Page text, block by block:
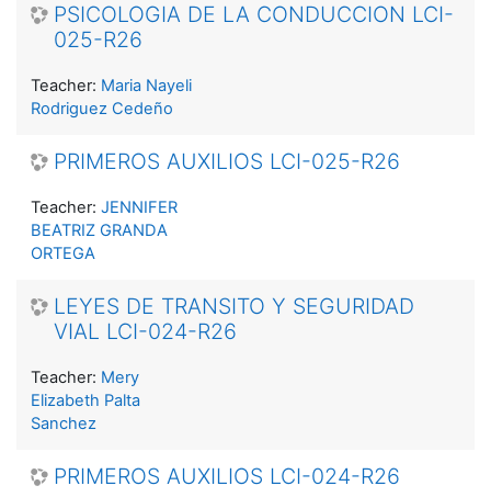
PSICOLOGIA DE LA CONDUCCION LCI-
025-R26
Teacher: Maria Nayeli
Rodriguez Cedeño
PRIMEROS AUXILIOS LCI-025-R26
Teacher: JENNIFER
BEATRIZ GRANDA
ORTEGA
LEYES DE TRANSITO Y SEGURIDAD
VIAL LCI-024-R26
Teacher: Mery
Elizabeth Palta
Sanchez
PRIMEROS AUXILIOS LCI-024-R26